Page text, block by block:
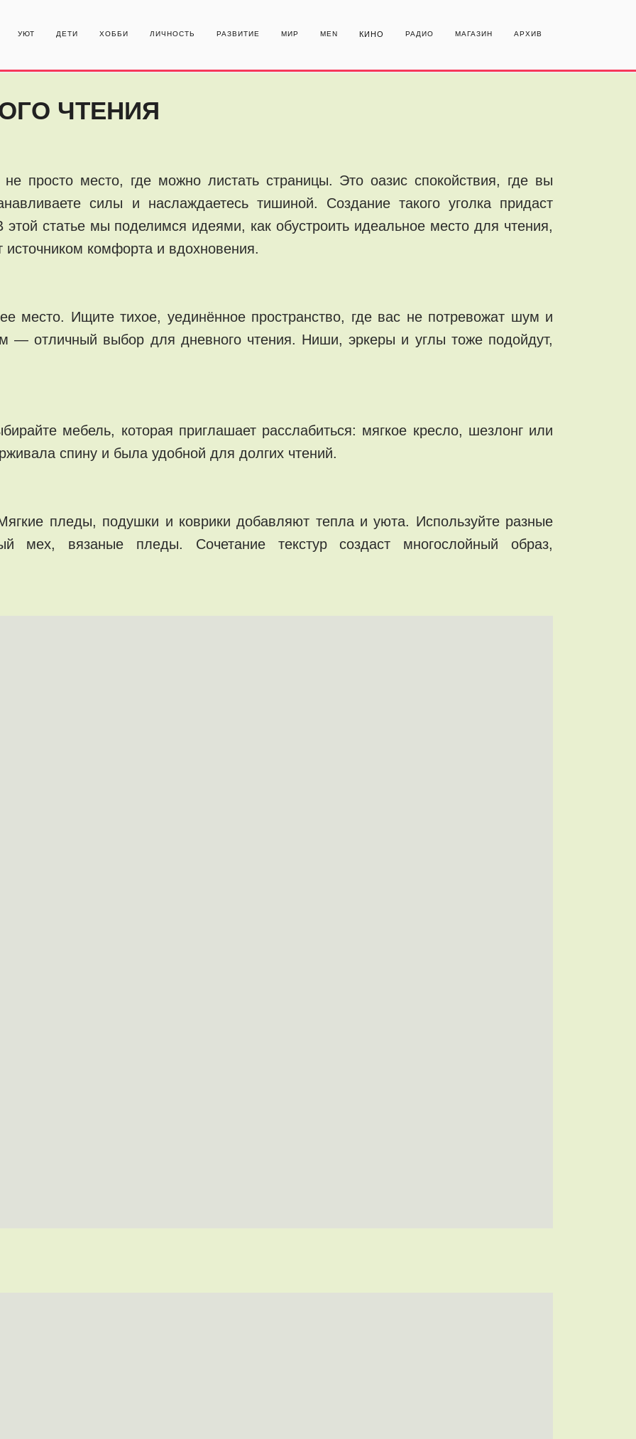
УЮТ ДЕТИ ХОББИ ЛИЧНОСТЬ РАЗВИТИЕ МИР MEN КИНО РАДИО МАГАЗИН АРХИВ
ЧТЕНИЯ
просто место, где можно листать страницы. Это оазис спокойствия, где вы
силы и наслаждаетесь тишиной. Создание такого уголка придаст
статье мы поделимся идеями, как обустроить идеальное место для чтения,
источником комфорта и вдохновения.
место. Ищите тихое, уединённое пространство, где вас не потревожат шум и
— отличный выбор для дневного чтения. Ниши, эркеры и углы тоже подойдут,
мебель, которая приглашает расслабиться: мягкое кресло, шезлонг или
спину и была удобной для долгих чтений.
пледы, подушки и коврики добавляют тепла и уюта. Используйте разные
мех, вязаные пледы. Сочетание текстур создаст многослойный образ,